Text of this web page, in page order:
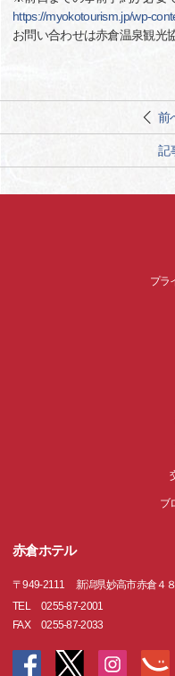
https://myokotourism.jp/wp-
お問い合わせは赤倉温泉観光
前
記
プラ
ブ
赤倉ホテル
〒949-2111
新潟県妙高市赤倉４
TEL
0255-87-2001
FAX
0255-87-2033